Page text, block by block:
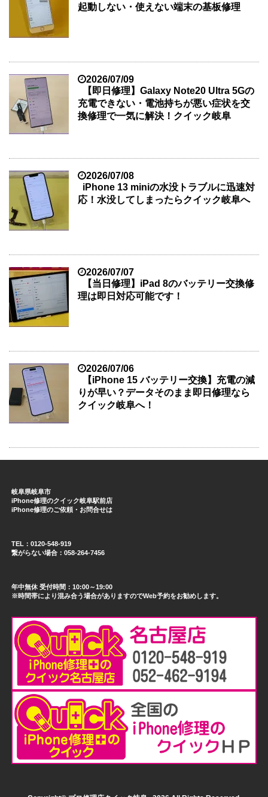
起動しない・使えない端末の基板修理
2026/07/09
【即日修理】Galaxy Note20 Ultra 5Gの
充電できない・電池持ちが悪い症状を交
換修理で一気に解決！クイック岐阜
2026/07/08
iPhone 13 miniの水没トラブルに迅速対
応！水没してしまったらクイック岐阜へ
2026/07/07
【当日修理】iPad 8のバッテリー交換修
理は即日対応可能です！
2026/07/06
【iPhone 15 バッテリー交換】充電の減
りが早い？データそのまま即日修理なら
クイック岐阜へ！
岐阜県岐阜市
iPhone修理のクイック岐阜駅前店
iPhone修理のご依頼・お問合せは
TEL：0120-548-919
繋がらない場合：058-264-7456
年中無休 受付時間：10:00～19:00
※時間帯により混み合う場合がありますのでWeb予約をお勧めします。